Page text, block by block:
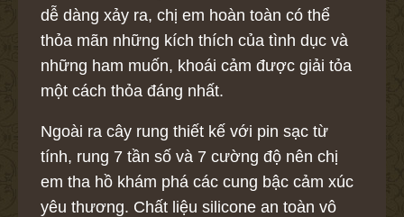
dễ dàng xảy ra, chị em hoàn toàn có thể
thỏa mãn những kích thích của tình dục và
những ham muốn, khoái cảm được giải tỏa
một cách thỏa đáng nhất.
Ngoài ra cây rung thiết kế với pin sạc từ
tính, rung 7 tần số và 7 cường độ nên chị
em tha hồ khám phá các cung bậc cảm xúc
yêu thương. Chất liệu silicone an toàn vô